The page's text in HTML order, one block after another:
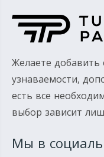
Желаете
узнаваемости,
есть все
выбор зависит
Мы в